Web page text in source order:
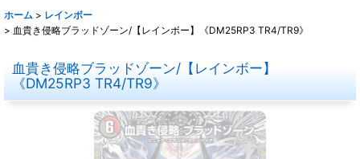
ホーム > レインボー
> 血貴き侵略ブラッドゾーン/【レインボー】《DM25RP3 TR4/TR9》
血貴き侵略ブラッドゾーン/【レインボー】
《DM25RP3 TR4/TR9》